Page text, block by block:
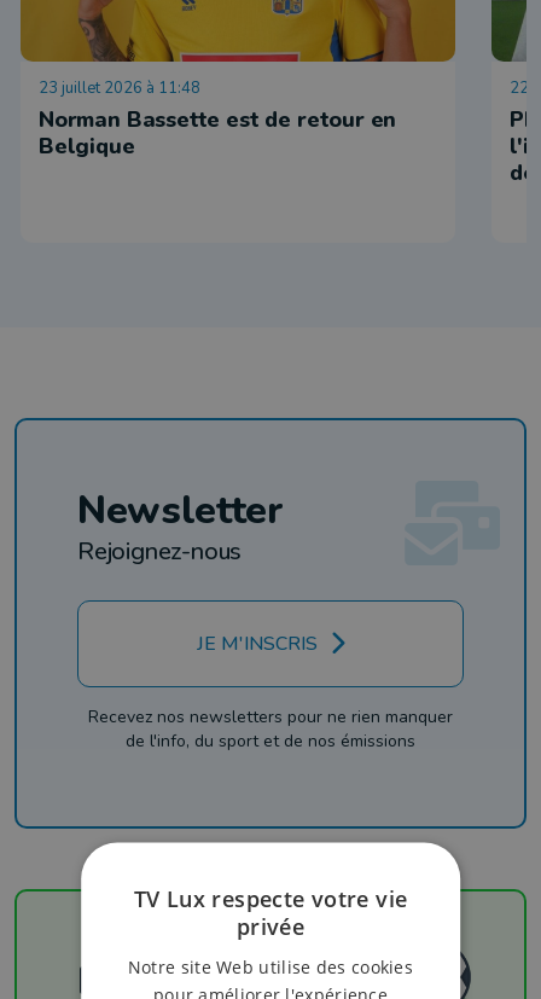
23 juillet 2026 à 11:48
Norman Bassette est de retour en
Belgique
22
Newsletter
Rejoignez-nous
JE M'INSCRIS
Recevez nos newsletters pour ne rien manquer
de l'info, du sport et de nos émissions
Football
TV Lux respecte votre vie
privée
Notre site Web utilise des cookies
pour améliorer l'expérience